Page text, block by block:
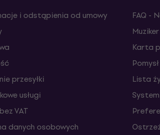
i odstąpienia od umowy
przesyłki
usługi
VAT
danych osobowych
FAQ -
Karta
Lista